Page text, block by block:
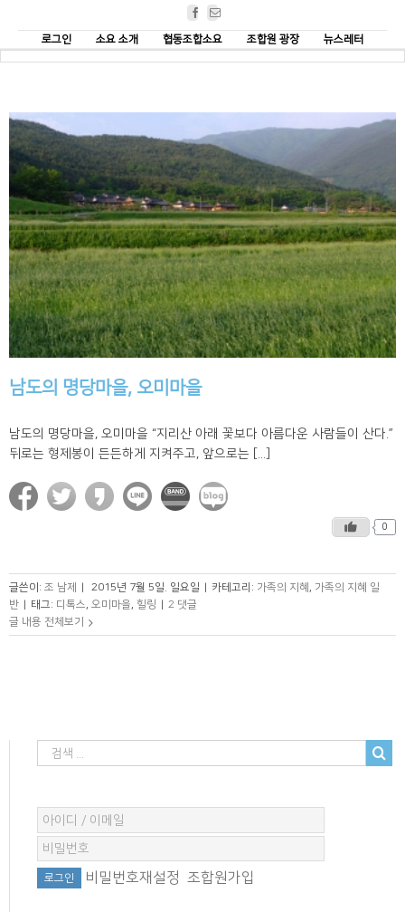
Facebook
로그인
소요 소개 협동조합소요 조합원 광장 뉴스레터
남도의 명당마을, 오미마을
남도의 명당마을, 오미마을 “지리산 아래 꽃보다 아름다운 사람들이 산다.”
뒤로는 형제봉이 든든하게 지켜주고, 앞으로는 [...]
0
글쓴이: 조 남제 | 2015년 7월 5일. 일요일 | 카테고리: 가족의 지혜 , 가족의 지혜 일
반 | 태그: 디톡스, 오미마을, 힐링 | 2 댓글
글 내용 전체보기
비밀번호재설정 조합원가입